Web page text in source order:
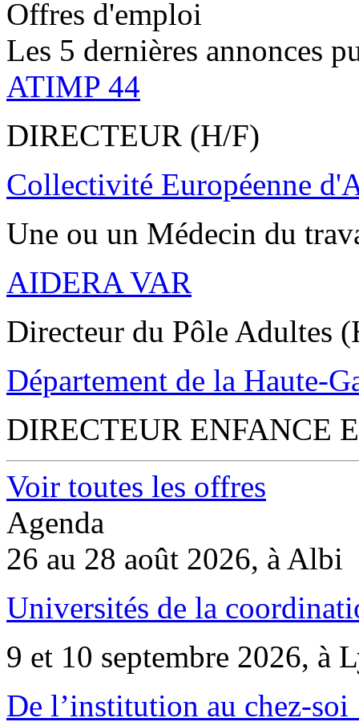
Offres d'emploi
Les 5 dernières annonces
ATIMP 44
DIRECTEUR (H/F)
Collectivité Européenne
Une ou un Médecin du
AIDERA VAR
Directeur du Pôle Adultes
Département de la Haute-
DIRECTEUR ENFANCE
Voir toutes les offres
Agenda
26 au 28 août 2026, à Albi
Universités de la
9 et 10 septembre 2026, à
De l’institution au chez-